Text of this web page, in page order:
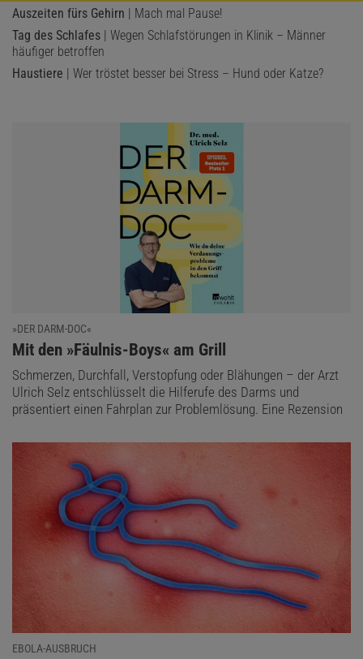
Auszeiten fürs Gehirn | Mach mal Pause!
Tag des Schlafes | Wegen Schlafstörungen in Klinik – Männer
häufiger betroffen
Haustiere | Wer tröstet besser bei Stress – Hund oder Katze?
»DER DARM-DOC«
:
Mit den »Fäulnis-Boys« am Grill
Schmerzen, Durchfall, Verstopfung oder Blähungen – der Arzt
Ulrich Selz entschlüsselt die Hilferufe des Darms und
präsentiert einen Fahrplan zur Problemlösung. Eine Rezension
EBOLA-AUSBRUCH